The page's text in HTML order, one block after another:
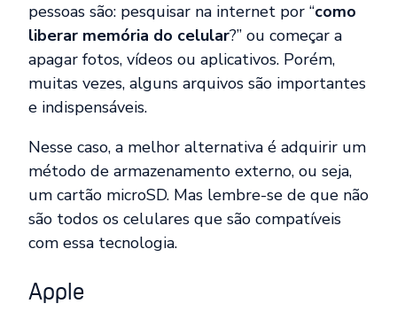
pessoas são: pesquisar na internet por “como
liberar memória do celular?” ou começar a
apagar fotos, vídeos ou aplicativos. Porém,
muitas vezes, alguns arquivos são importantes
e indispensáveis.
Nesse caso, a melhor alternativa é adquirir um
método de armazenamento externo, ou seja,
um cartão microSD. Mas lembre-se de que não
são todos os celulares que são compatíveis
com essa tecnologia.
Apple